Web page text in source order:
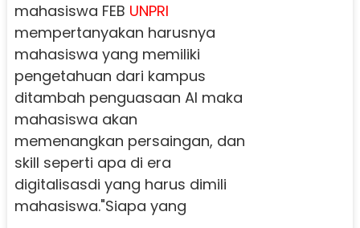
mahasiswa FEB UNPRI
mempertanyakan harusnya
mahasiswa yang memiliki
pengetahuan dari kampus
ditambah penguasaan AI maka
mahasiswa akan
memenangkan persaingan, dan
skill seperti apa di era
digitalisasdi yang harus dimili
mahasiswa."Siapa yang